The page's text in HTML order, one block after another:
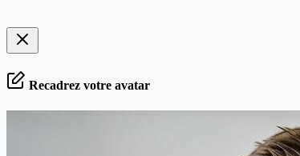
Recadrez votre avatar